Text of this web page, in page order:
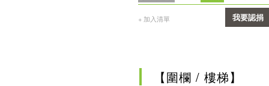
+ 加入清單 我要認捐
【圍欄 / 樓梯】